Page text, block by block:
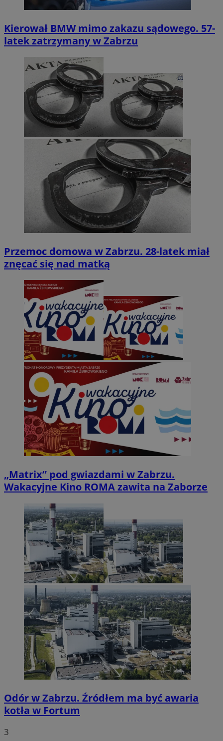
Kierował BMW mimo zakazu sądowego. 57-
latek zatrzymany w Zabrzu
Przemoc domowa w Zabrzu. 28-latek miał
znęcać się nad matką
„Matrix” pod gwiazdami w Zabrzu.
Wakacyjne Kino ROMA zawita na Zaborze
Odór w Zabrzu. Źródłem ma być awaria
kotła w Fortum
3